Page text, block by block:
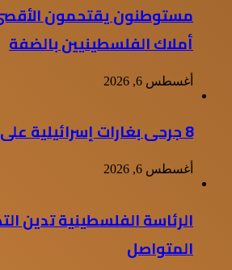
مستوطنون يقتحمون
أملاك الفلسطينيين بالضفة
أغسطس 6, 2026
8 جرحى بغارات إسرائيلية على جنوب لبنان
أغسطس 6, 2026
الرئاسة الفلسطينية تدين
المتواصل